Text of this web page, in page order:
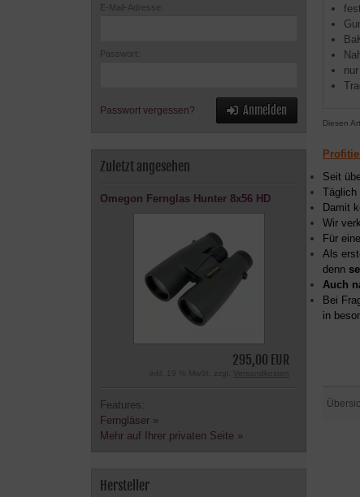
Diesen
Seit
Täglich
Damit
Wir
Für eine
Als
denn
Auch
Bei
in
E-Mail-Adresse:
Passwort:
Passwort vergessen? Anmelden
Zuletzt angesehen
Omegon Fernglas Hunter 8x56 HD
295,00 EUR
inkl. 19 % MwSt. zzgl.
Features:
Ferngläser »
Mehr auf Ihrer privaten Seite »
Hersteller